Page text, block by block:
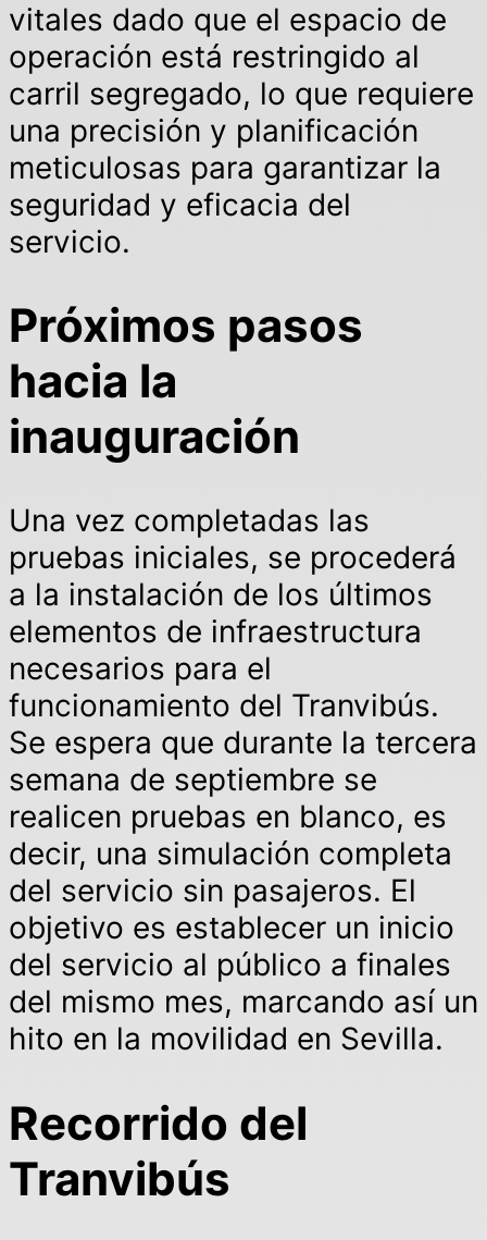
vitales dado que el espacio de
operación está restringido al
carril segregado, lo que requiere
una precisión y planificación
meticulosas para garantizar la
seguridad y eficacia del
servicio.
Próximos pasos
hacia la
inauguración
Una vez completadas las
pruebas iniciales, se procederá
a la instalación de los últimos
elementos de infraestructura
necesarios para el
funcionamiento del Tranvibús.
Se espera que durante la tercera
semana de septiembre se
realicen pruebas en blanco, es
decir, una simulación completa
del servicio sin pasajeros. El
objetivo es establecer un inicio
del servicio al público a finales
del mismo mes, marcando así un
hito en la movilidad en Sevilla.
Recorrido del
Tranvibús